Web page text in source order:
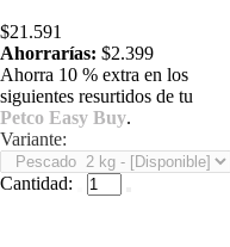
$21.591
Ahorrarías: $2.399
Ahorra 10 % extra en los
siguientes resurtidos de tu
Petco Easy Buy.
Variante:
Cantidad: